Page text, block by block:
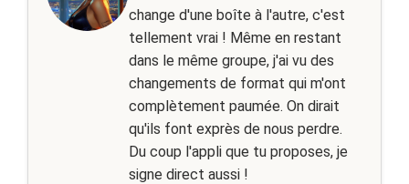
change d'une boîte à l'autre, c'est
tellement vrai ! Même en restant
dans le même groupe, j'ai vu des
changements de format qui m'ont
complètement paumée. On dirait
qu'ils font exprès de nous perdre.
Du coup l'appli que tu proposes, je
signe direct aussi !